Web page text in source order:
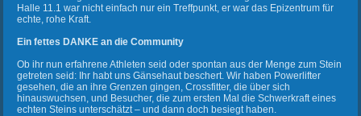
Halle 11.1 war nicht einfach nur ein Treffpunkt, er war das Epizentrum für
echte, rohe Kraft.
Ein fettes DANKE an die Community
Ob ihr nun erfahrene Athleten seid oder spontan aus der Menge zum Stein
getreten seid: Ihr habt uns Gänsehaut beschert. Wir haben Powerlifter
gesehen, die an ihre Grenzen gingen, Crossfitter, die über sich
hinauswuchsen, und Besucher, die zum ersten Mal die Schwerkraft eines
echten Steins unterschätzt – und dann doch besiegt haben.